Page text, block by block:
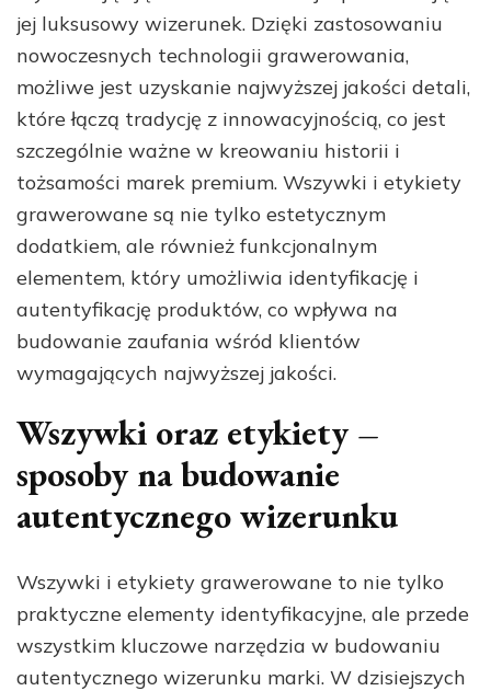
jej luksusowy wizerunek. Dzięki zastosowaniu
nowoczesnych technologii grawerowania,
możliwe jest uzyskanie najwyższej jakości detali,
które łączą tradycję z innowacyjnością, co jest
szczególnie ważne w kreowaniu historii i
tożsamości marek premium. Wszywki i etykiety
grawerowane są nie tylko estetycznym
dodatkiem, ale również funkcjonalnym
elementem, który umożliwia identyfikację i
autentyfikację produktów, co wpływa na
budowanie zaufania wśród klientów
wymagających najwyższej jakości.
Wszywki oraz etykiety –
sposoby na budowanie
autentycznego wizerunku
Wszywki i etykiety grawerowane to nie tylko
praktyczne elementy identyfikacyjne, ale przede
wszystkim kluczowe narzędzia w budowaniu
autentycznego wizerunku marki. W dzisiejszych